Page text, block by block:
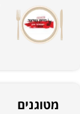
מטוגנים